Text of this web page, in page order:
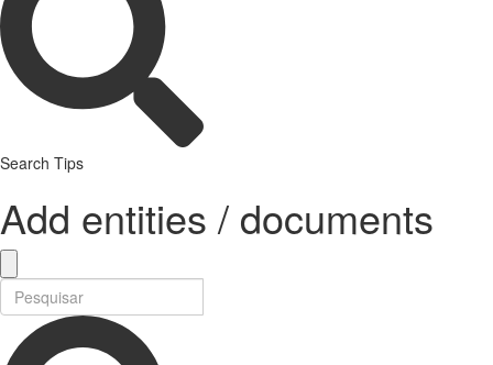
Search Tips
Add entities / documents